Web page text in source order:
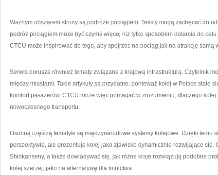
Ważnym obszarem strony są podróże pociągiem. Teksty mogą zachęcać do
podróż pociągiem może być czymś więcej niż tylko sposobem dotarcia do
CTCU może inspirować do tego, aby spojrzeć na pociąg jak na atrakcję samą
Serwis porusza również tematy związane z krajową infrastrukturą. Czytelnik
między miastami. Takie artykuły są przydatne, ponieważ kolej w Polsce stale
komfort pasażerów. CTCU może więc pomagać w zrozumieniu, dlaczego
nowoczesnego transportu.
Osobną częścią tematyki są międzynarodowe systemy kolejowe. Dzięki temu
perspektywie, ale prezentuje kolej jako zjawisko dynamicznie rozwijające się.
Shinkanseny, a także dowiadywać się, jak różne kraje rozwiązują podobne
kolej szerzej, jako na alternatywę dla lotnictwa.